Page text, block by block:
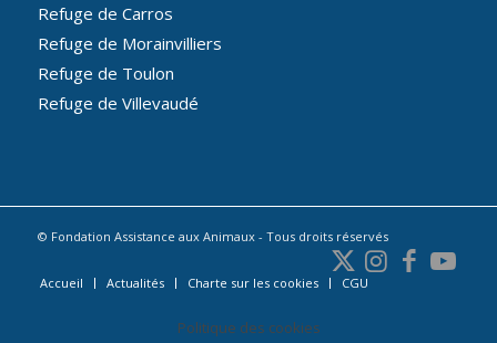
Refuge de Carros
Refuge de Morainvilliers
Refuge de Toulon
Refuge de Villevaudé
© Fondation Assistance aux Animaux - Tous droits réservés
Accueil Actualités Charte sur les cookies CGU
Politique des cookies